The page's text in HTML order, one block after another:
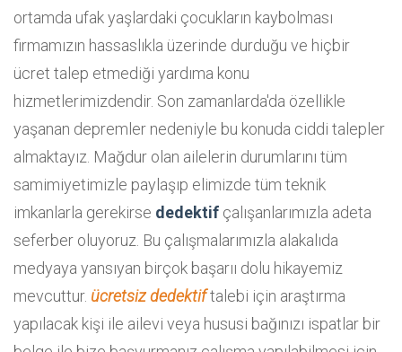
ortamda ufak yaşlardaki çocukların kaybolması
firmamızın hassaslıkla üzerinde durduğu ve hiçbir
ücret talep etmediği yardıma konu
hizmetlerimizdendir. Son zamanlarda'da özellikle
yaşanan depremler nedeniyle bu konuda ciddi talepler
almaktayız. Mağdur olan ailelerin durumlarını tüm
samimiyetimizle paylaşıp elimizde tüm teknik
imkanlarla gerekirse dedektif çalışanlarımızla adeta
seferber oluyoruz. Bu çalışmalarımızla alakalıda
medyaya yansıyan birçok başarıı dolu hikayemiz
mevcuttur. ücretsiz dedektiftalebi için araştırma
yapılacak kişi ile ailevi veya hususi bağınızı ispatlar bir